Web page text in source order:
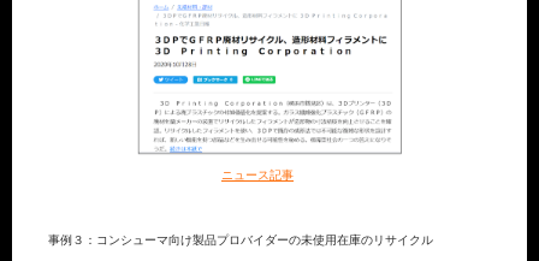
ニュース記事
事例３：コンシューマ向け製品プロバイダーの未使用在庫のリサイクル